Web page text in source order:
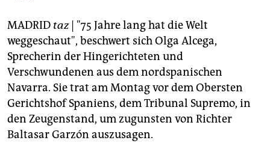
genossenschaft
epaper login
MADRID taz| "75 Jahre lang hat die Welt
weggeschaut", beschwert sich Olga Alcega,
Sprecherin der Hingerichteten und
Verschwundenen aus dem nordspanischen
Navarra. Sie trat am Montag vor dem Obersten
Gerichtshof Spaniens, dem Tribunal Supremo, in
den Zeugenstand, um zugunsten von Richter
Baltasar Garzón auszusagen.